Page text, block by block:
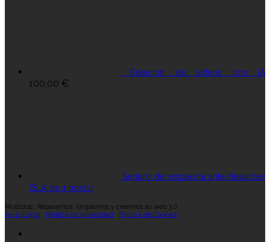
Creación de vídeos con IA
100,00 €
Seguro de respuesta ante desastres
(SLA de 4 horas)
Multidisc. Reparamos, limpiamos y creamos su web 3.0
Aviso Legal· Política de privacidad · Política de Cookies